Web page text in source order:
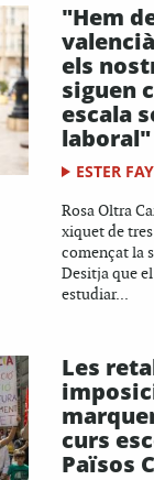
"Hem
els
siguen
escala
laboral"
ESTER
Rosa Oltra
xiquet de
començat la
Desitja que
estudiar...
Les
curs
Països